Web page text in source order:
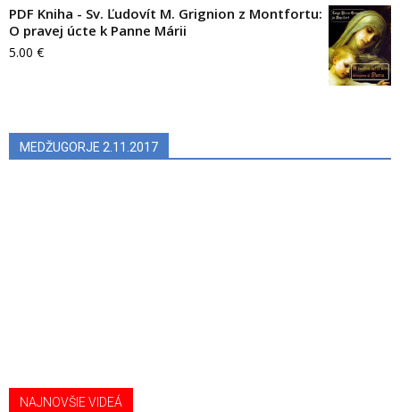
PDF Kniha - Sv. Ľudovít M. Grignion z Montfortu:
O pravej úcte k Panne Márii
5.00 €
MEDŽUGORJE 2.11.2017
NAJNOVŠIE VIDEÁ